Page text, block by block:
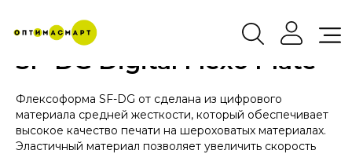
SF-DG Digital Flexo Plate
Флексоформа SF-DG от сделана из цифрового
материала средней жесткости, который обеспечивает
высокое качество печати на шероховатых материалах.
Эластичный материал позволяет увеличить скорость